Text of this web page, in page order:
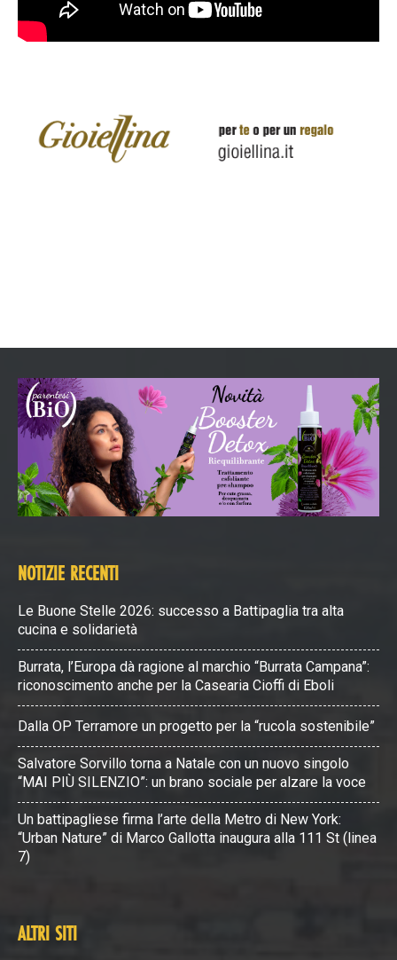
NOTIZIE RECENTI
Le Buone Stelle 2026: successo a Battipaglia tra alta
cucina e solidarietà
Burrata, l’Europa dà ragione al marchio “Burrata Campana”:
riconoscimento anche per la Casearia Cioffi di Eboli
Dalla OP Terramore un progetto per la “rucola sostenibile”
Salvatore Sorvillo torna a Natale con un nuovo singolo
“MAI PIÙ SILENZIO”: un brano sociale per alzare la voce
Un battipagliese firma l’arte della Metro di New York:
“Urban Nature” di Marco Gallotta inaugura alla 111 St (linea
7)
ALTRI SITI